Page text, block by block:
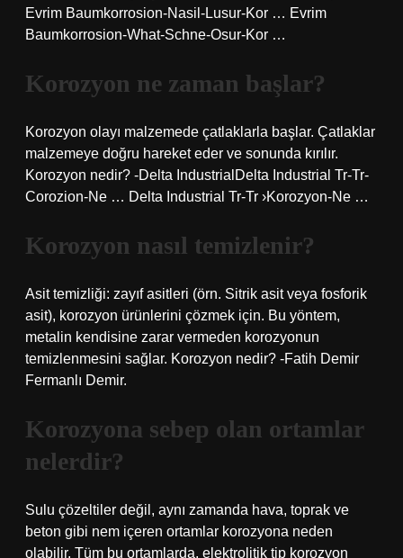
Evrim Baumkorrosion-Nasil-Lusur-Kor … Evrim
Baumkorrosion-What-Schne-Osur-Kor …
Korozyon ne zaman başlar?
Korozyon olayı malzemede çatlaklarla başlar. Çatlaklar
malzemeye doğru hareket eder ve sonunda kırılır.
Korozyon nedir? -Delta IndustrialDelta Industrial Tr-Tr-
Corozion-Ne … Delta Industrial Tr-Tr ›Korozyon-Ne …
Korozyon nasıl temizlenir?
Asit temizliği: zayıf asitleri (örn. Sitrik asit veya fosforik
asit), korozyon ürünlerini çözmek için. Bu yöntem,
metalin kendisine zarar vermeden korozyonun
temizlenmesini sağlar. Korozyon nedir? -Fatih Demir
Fermanlı Demir.
Korozyona sebep olan ortamlar
nelerdir?
Sulu çözeltiler değil, aynı zamanda hava, toprak ve
beton gibi nem içeren ortamlar korozyona neden
olabilir. Tüm bu ortamlarda, elektrolitik tip korozyon